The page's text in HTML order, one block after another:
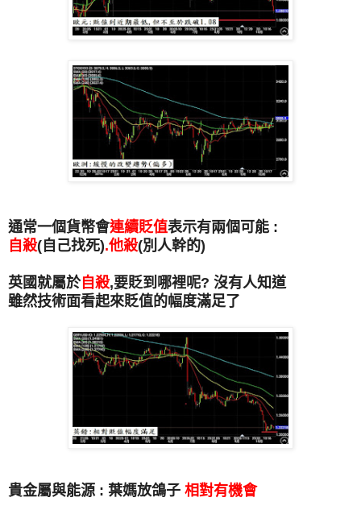
通常一個貨幣會連續貶值表示有兩個可能 :
自殺(自己找死).他殺(別人幹的)
英國就屬於自殺,要貶到哪裡呢? 沒有人知道
雖然技術面看起來貶值的幅度滿足了
貴金屬與能源 : 葉媽放鴿子 相對有機會